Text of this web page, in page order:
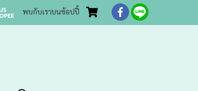
พบกับเราบนช้อปปี้